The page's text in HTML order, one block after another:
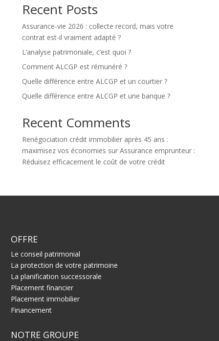
Recent Posts
Assurance-vie 2026 : collecte record, mais votre
contrat est-il vraiment adapté ?
L’analyse patrimoniale, c’est quoi ?
Comment ALCGP est rémunéré ?
Quelle différence entre ALCGP et un courtier ?
Quelle différence entre ALCGP et une banque ?
Recent Comments
Renégociation crédit immobilier après 45 ans :
maximisez vos économies sur Assurance emprunteur :
Réduisez efficacement le coût de votre crédit
OFFRE
Le conseil patrimonial
La protection de votre patrimoine
La planification successorale
Placement financier
Placement immobilier
Financement
NOTRE GROUPE